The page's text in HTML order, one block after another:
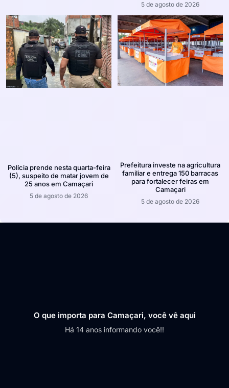
5 de agosto de 2026
Polícia prende nesta quarta-feira
(5), suspeito de matar jovem de
25 anos em Camaçari
5 de agosto de 2026
Prefeitura investe na agricultura
familiar e entrega 150 barracas
para fortalecer feiras em
Camaçari
5 de agosto de 2026
O que importa para Camaçari, você vê aqui
Há 14 anos informando você!!